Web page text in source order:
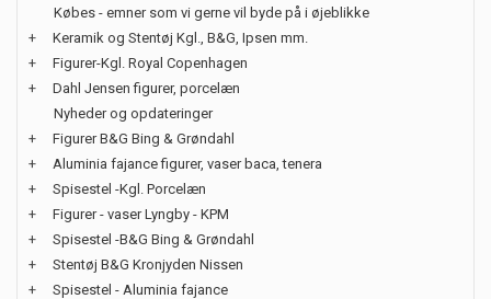
Købes - emner som vi gerne vil byde på i øjeblikke
+
Keramik og Stentøj Kgl., B&G, Ipsen mm.
+
Figurer-Kgl. Royal Copenhagen
+
Dahl Jensen figurer, porcelæn
Nyheder og opdateringer
+
Figurer B&G Bing & Grøndahl
+
Aluminia fajance figurer, vaser baca, tenera
+
Spisestel -Kgl. Porcelæn
+
Figurer - vaser Lyngby - KPM
+
Spisestel -B&G Bing & Grøndahl
+
Stentøj B&G Kronjyden Nissen
+
Spisestel - Aluminia fajance